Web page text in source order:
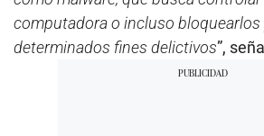
computadora o incluso bloquearlos
determinados fines delictivos”,